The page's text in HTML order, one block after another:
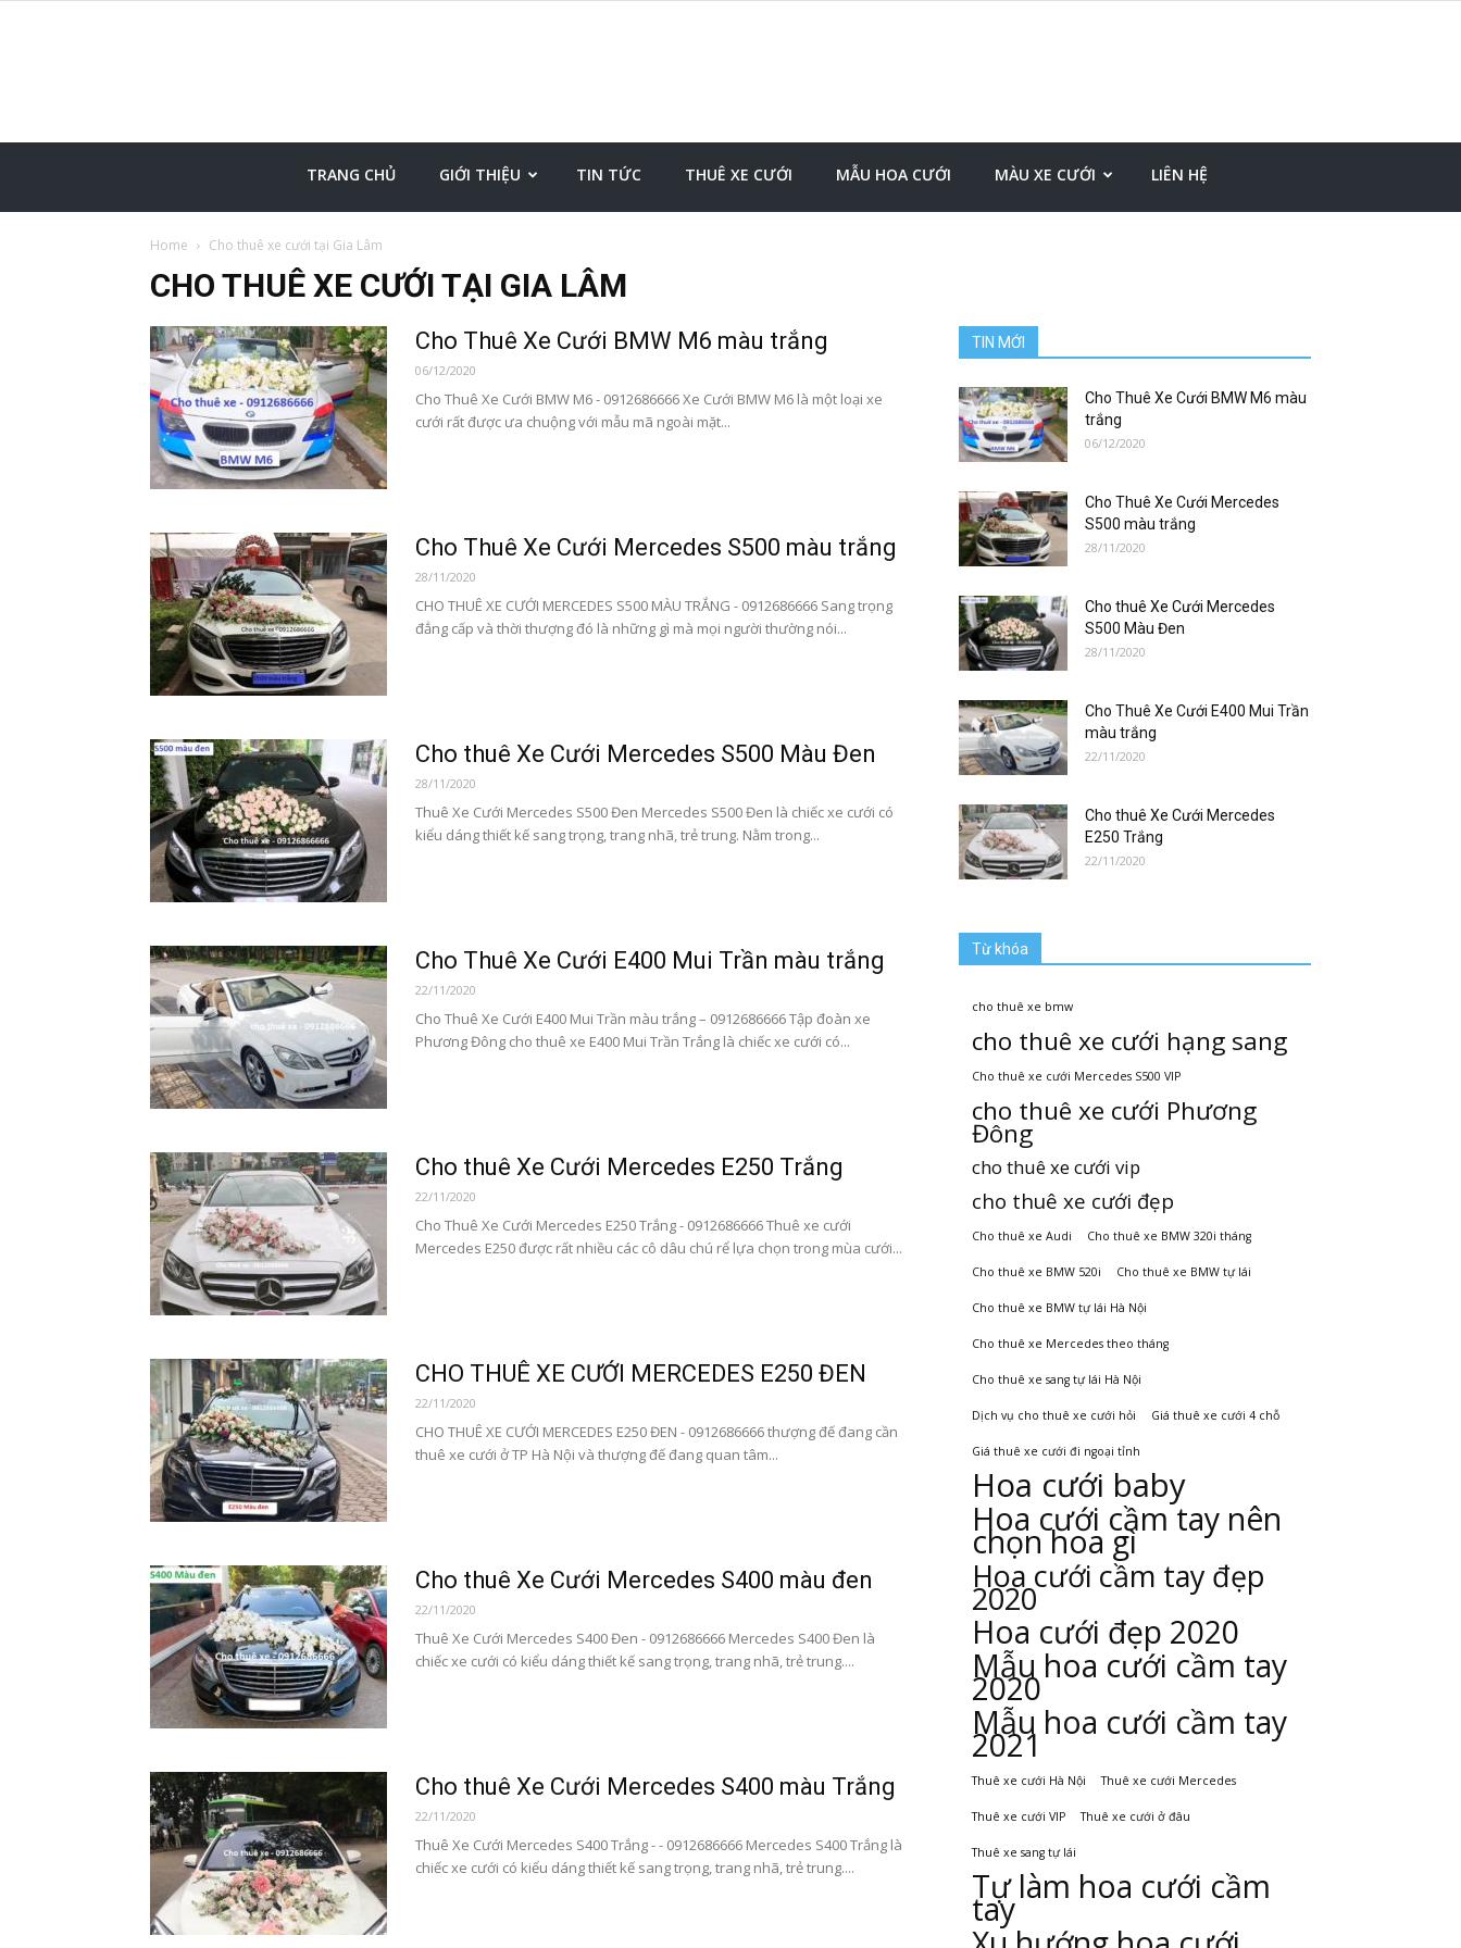
Đặt
0912686666
TRANG CHỦ GIỚI THIỆU TIN TỨC THUÊ XE CƯỚI MẪU HOA CƯỚI MÀU XE CƯỚI LIÊN HỆ
Home Cho thuê xe cưới tại Gia Lâm
CHO THUÊ XE CƯỚI TẠI GIA LÂM
Cho Thuê Xe Cưới BMW M6 màu trắng
06/12/2020
Cho Thuê Xe Cưới BMW M6 - 0912686666 Xe Cưới BMW M6 là một loại xe
cưới rất được ưa chuộng với mẫu mã ngoài mặt...
Cho Thuê Xe Cưới Mercedes S500 màu trắng
28/11/2020
CHO THUÊ XE CƯỚI MERCEDES S500 MÀU TRẮNG - 0912686666 Sang trọng
đẳng cấp và thời thượng đó là những gì mà mọi người thường nói...
Cho thuê Xe Cưới Mercedes S500 Màu Đen
28/11/2020
Thuê Xe Cưới Mercedes S500 Đen Mercedes S500 Đen là chiếc xe cưới có
kiểu dáng thiết kế sang trọng, trang nhã, trẻ trung. Nằm trong...
Cho Thuê Xe Cưới E400 Mui Trần màu trắng
22/11/2020
Cho Thuê Xe Cưới E400 Mui Trần màu trắng – 0912686666 Tập đoàn xe
Phương Đông cho thuê xe E400 Mui Trần Trắng là chiếc xe cưới có...
Cho thuê Xe Cưới Mercedes E250 Trắng
22/11/2020
Cho Thuê Xe Cưới Mercedes E250 Trắng - 0912686666 Thuê xe cưới
Mercedes E250 được rất nhiều các cô dâu chú rể lựa chọn trong mùa cưới...
CHO THUÊ XE CƯỚI MERCEDES E250 ĐEN
22/11/2020
CHO THUÊ XE CƯỚI MERCEDES E250 ĐEN - 0912686666 thượng đế đang cần
thuê xe cưới ở TP Hà Nội và thượng đế đang quan tâm...
Cho thuê Xe Cưới Mercedes S400 màu đen
22/11/2020
Thuê Xe Cưới Mercedes S400 Đen - 0912686666 Mercedes S400 Đen là
chiếc xe cưới có kiểu dáng thiết kế sang trọng, trang nhã, trẻ trung....
Cho thuê Xe Cưới Mercedes S400 màu Trắng
22/11/2020
Thuê Xe Cưới Mercedes S400 Trắng - - 0912686666 Mercedes S400 Trắng là
chiếc xe cưới có kiểu dáng thiết kế sang trọng, trang nhã, trẻ trung....
TIN MỚI
Cho Thuê Xe Cưới BMW M6 màu
trắng
06/12/2020
Cho Thuê Xe Cưới Mercedes
S500 màu trắng
28/11/2020
Cho thuê Xe Cưới Mercedes
S500 Màu Đen
28/11/2020
Cho Thuê Xe Cưới E400 Mui Trần
màu trắng
22/11/2020
Cho thuê Xe Cưới Mercedes
E250 Trắng
22/11/2020
Từ khóa
cho thuê xe bmw
cho thuê xe cưới hạng sang
Cho thuê xe cưới Mercedes S500 VIP
cho thuê xe cưới Phương
Đông
cho thuê xe cưới vip
cho thuê xe cưới đẹp
Cho thuê xe Audi Cho thuê xe BMW 320i tháng
Cho thuê xe BMW 520i Cho thuê xe BMW tự lái
Cho thuê xe BMW tự lái Hà Nội
Cho thuê xe Mercedes theo tháng
Cho thuê xe sang tự lái Hà Nội
Dịch vụ cho thuê xe cưới hỏi Giá thuê xe cưới 4 chỗ
Giá thuê xe cưới đi ngoại tỉnh
Hoa cưới baby
Hoa cưới cầm tay nên
chọn hoa gì
Hoa cưới cầm tay đẹp
2020
Hoa cưới đẹp 2020
Mẫu hoa cưới cầm tay
2020
Mẫu hoa cưới cầm tay
2021
Thuê xe cưới Hà Nội Thuê xe cưới Mercedes
Thuê xe cưới VIP Thuê xe cưới ở đâu
Thuê xe sang tự lái
Tự làm hoa cưới cầm
tay